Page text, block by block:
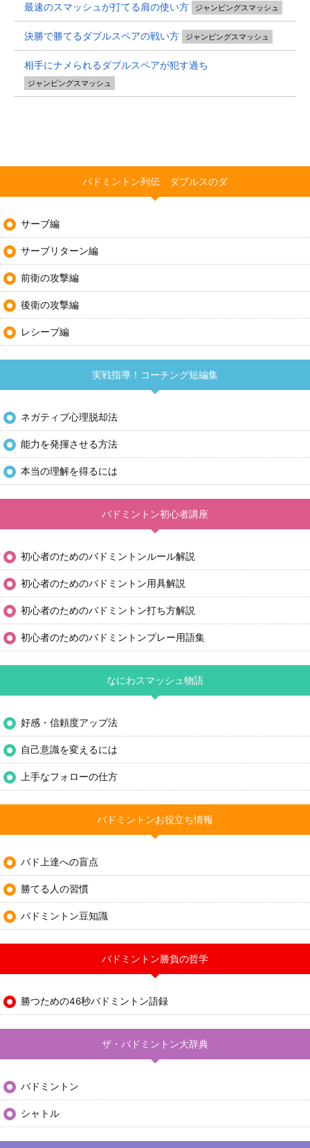
最速のスマッシュが打てる肩の使い方 ジャンピングスマッシュ
決勝で勝てるダブルスペアの戦い方 ジャンピングスマッシュ
相手にナメられるダブルスペアが犯す過ち
ジャンピングスマッシュ
バドミントン列伝 ダブルスのダ
サーブ編
サーブリターン編
前衛の攻撃編
後衛の攻撃編
レシーブ編
実戦指導！コーチング短編集
ネガティブ心理脱却法
能力を発揮させる方法
本当の理解を得るには
バドミントン初心者講座
初心者のためのバドミントンルール解説
初心者のためのバドミントン用具解説
初心者のためのバドミントン打ち方解説
初心者のためのバドミントンプレー用語集
なにわスマッシュ物語
好感・信頼度アップ法
自己意識を変えるには
上手なフォローの仕方
バドミントンお役立ち情報
バド上達への盲点
勝てる人の習慣
バドミントン豆知識
バドミントン勝負の哲学
勝つための46秒バドミントン語録
ザ・バドミントン大辞典
バドミントン
シャトル